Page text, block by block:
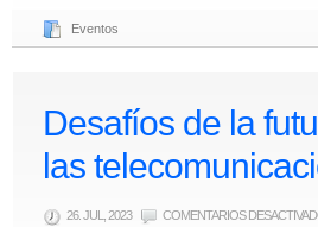
Eventos
Desafíos de la
las
26. JUL, 2023 COMENTARIOS